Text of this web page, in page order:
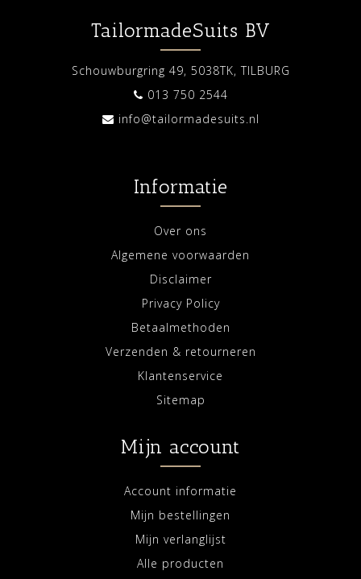
TailormadeSuits BV
Schouwburgring 49, 5038TK, TILBURG
013 750 2544
info@tailormadesuits.nl
Informatie
Over ons
Algemene voorwaarden
Disclaimer
Privacy Policy
Betaalmethoden
Verzenden & retourneren
Klantenservice
Sitemap
Mijn account
Account informatie
Mijn bestellingen
Mijn verlanglijst
Alle producten